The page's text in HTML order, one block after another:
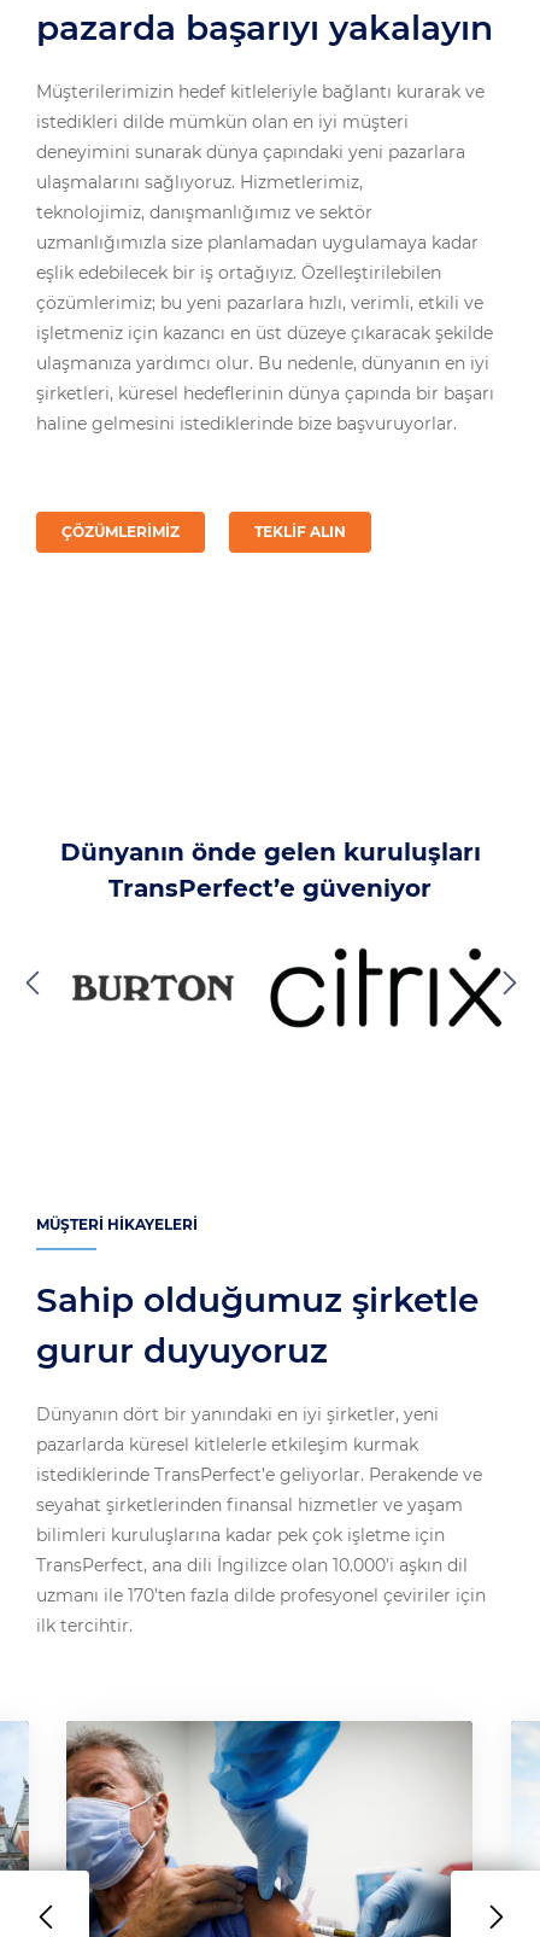
pazarda başarıyı yakalayın
Müşterilerimizin hedef kitleleriyle bağlantı kurarak ve
istedikleri dilde mümkün olan en iyi müşteri
deneyimini sunarak dünya çapındaki yeni pazarlara
ulaşmalarını sağlıyoruz. Hizmetlerimiz,
teknolojimiz, danışmanlığımız ve sektör
uzmanlığımızla size planlamadan uygulamaya kadar
eşlik edebilecek bir iş ortağıyız. Özelleştirilebilen
çözümlerimiz; bu yeni pazarlara hızlı, verimli, etkili ve
işletmeniz için kazancı en üst düzeye çıkaracak şekilde
ulaşmanıza yardımcı olur. Bu nedenle, dünyanın en iyi
şirketleri, küresel hedeflerinin dünya çapında bir başarı
haline gelmesini istediklerinde bize başvuruyorlar.
ÇÖZÜMLERIMIZ TEKLIF ALIN
Dünyanın önde gelen kuruluşları
TransPerfect’e güveniyor
MÜŞTERI HIKAYELERI
Sahip olduğumuz şirketle
gurur duyuyoruz
Dünyanın dört bir yanındaki en iyi şirketler, yeni
pazarlarda küresel kitlelerle etkileşim kurmak
istediklerinde TransPerfect’e geliyorlar. Perakende ve
seyahat şirketlerinden finansal hizmetler ve yaşam
bilimleri kuruluşlarına kadar pek çok işletme için
TransPerfect, ana dili İngilizce olan 10.000’i aşkın dil
uzmanı ile 170’ten fazla dilde profesyonel çeviriler için
ilk tercihtir.